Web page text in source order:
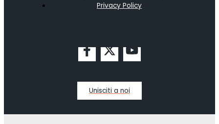
Privacy Policy
Unisciti a noi